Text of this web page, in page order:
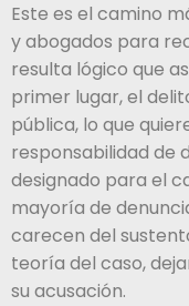
Este es el camino
y abogados para
resulta lógico que
primer lugar, el
pública, lo que
responsabilidad de
designado para el
mayoría de
carecen del
teoría del caso,
su acusación.